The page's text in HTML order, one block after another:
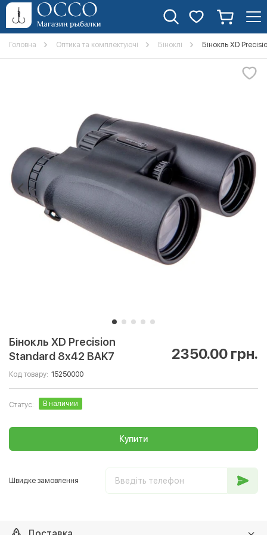
Головна Оптика та комплектуючі Біноклі Бінокль XD
Бінокль XD Precision
Standard 8х42 BAK7
2350.00 грн.
Код товару: 15250000
Статус: В наличии
Купити
Швидке замовлення